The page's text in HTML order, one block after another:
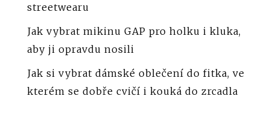
streetwearu
Jak vybrat mikinu GAP pro holku i kluka,
aby ji opravdu nosili
Jak si vybrat dámské oblečení do fitka, ve
kterém se dobře cvičí i kouká do zrcadla